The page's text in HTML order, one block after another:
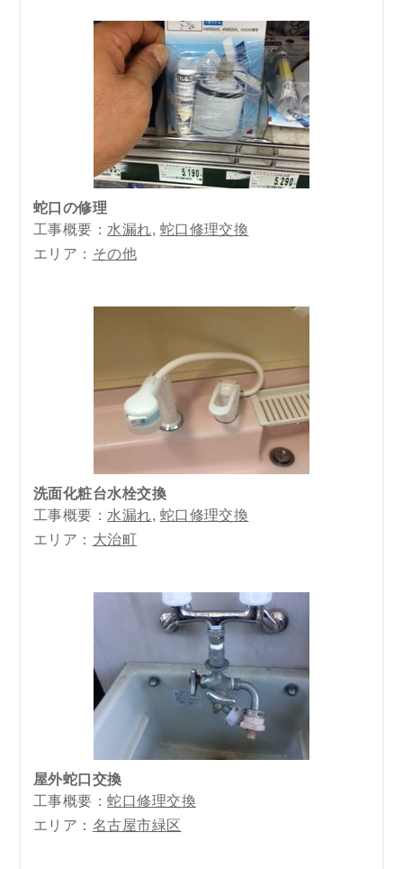
蛇口の修理
工事概要： 水漏れ
蛇口修理交換
エリア： その他
洗面化粧台水栓交換
工事概要： 水漏れ
蛇口修理交換
エリア： 大治町
屋外蛇口交換
工事概要：蛇口修理交換
エリア： 名古屋市緑区